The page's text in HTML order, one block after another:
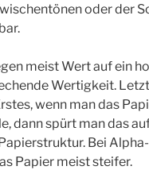
oder der
meist Wert auf ein
Wertigkeit.
wenn man das
dann spürt man das
Bei
Papier meist steifer.